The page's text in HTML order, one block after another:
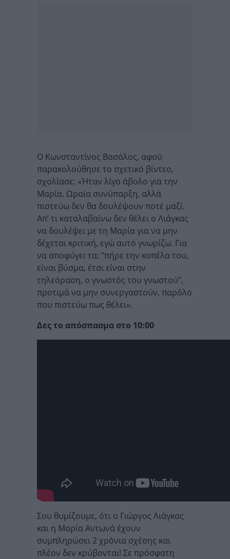
Ο Κωνσταντίνος Βασάλος, αφού
παρακολούθησε το σχετικό βίντεο,
σχολίασε: «Ήταν λίγο άβολο για την
Μαρία. Ωραία συνύπαρξη, αλλά
πιστεύω δεν θα δουλέψουν ποτέ μαζί.
Απ’ τι καταλαβαίνω δεν θέλει ο Λιάγκας
να δουλέψει με τη Μαρία για να μην
δέχεται κριτική, εγώ αυτό γνωρίζω. Για
να αποφύγει τα: “πήρε την κοπέλα του,
είναι βύσμα, έτσι είναι στην
τηλεόραση, ο γνωστός του γνωστού”,
προτιμά να μην συνεργαστούν, παρόλο
που πιστεύω πως θέλει».
Δες το απόσπασμα στο 10:00
Σου θυμίζουμε, ότι ο Γιώργος Λιάγκας
και η Μαρία Αντωνά έχουν
συμπληρώσει 2 χρόνια σχέσης και
πλέον δεν κρύβονται! Σε πρόσφατη